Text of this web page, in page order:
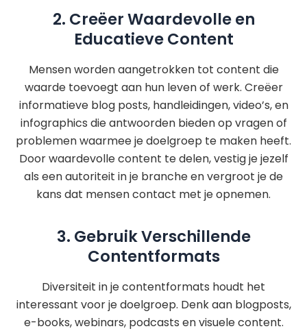
2. Creëer Waardevolle en
Educatieve Content
Mensen worden aangetrokken tot content die
waarde toevoegt aan hun leven of werk. Creëer
informatieve blog posts, handleidingen, video’s, en
infographics die antwoorden bieden op vragen of
problemen waarmee je doelgroep te maken heeft.
Door waardevolle content te delen, vestig je jezelf
als een autoriteit in je branche en vergroot je de
kans dat mensen contact met je opnemen.
3. Gebruik Verschillende
Contentformats
Diversiteit in je contentformats houdt het
interessant voor je doelgroep. Denk aan blogposts,
e-books, webinars, podcasts en visuele content.